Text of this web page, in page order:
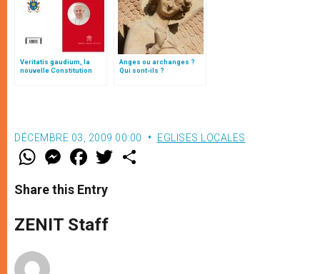
Veritatis gaudium, la
nouvelle Constitution
Anges ou archanges ?
Qui sont-ils ?
DÉCEMBRE 03, 2009 00:00 EGLISES LOCALES
W
t
s
p
p
M
e
s
e
g
e
F
a
e
b
o
k
w
Share this Entry
ZENIT Staff